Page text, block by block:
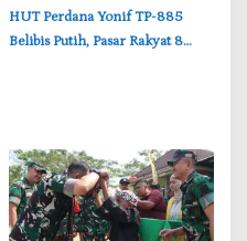
Pembangunan Jalan di
Bojonegoro
‎HUT Perdana Yonif TP-885
Belibis Putih, Pasar Rakyat 8